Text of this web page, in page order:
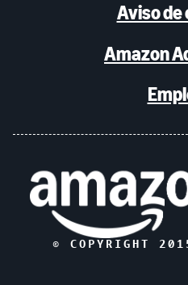
Aviso de
Amazon
© COPYRIGHT